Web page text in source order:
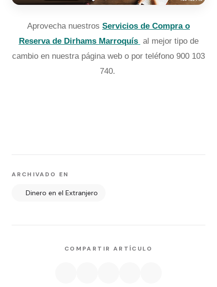
Aprovecha nuestros Servicios de Compra o
Reserva de Dirhams Marroquís al mejor tipo de
cambio en nuestra página web o por teléfono 900 103
740.
ARCHIVADO EN
Dinero en el Extranjero
COMPARTIR ARTÍCULO